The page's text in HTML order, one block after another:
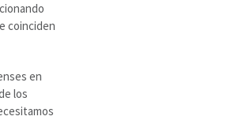
coinciden
en
los